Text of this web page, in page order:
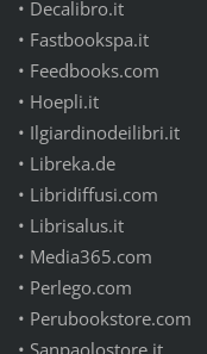
• Decalibro.it
• Fastbookspa.it
• Feedbooks.com
• Hoepli.it
• Ilgiardinodeilibri.it
• Libreka.de
• Libridiffusi.com
• Librisalus.it
• Media365.com
• Perlego.com
• Perubookstore.com
• Sanpaolostore.it